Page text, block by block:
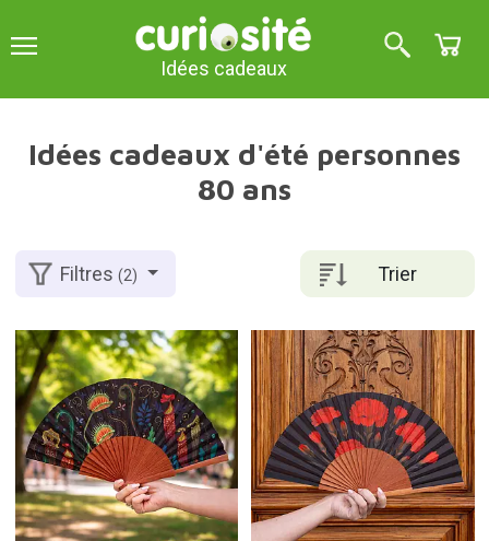
Idées cadeaux
Idées cadeaux d'été personnes
80 ans
Trier
Filtres(2)